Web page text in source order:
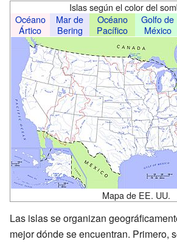
Islas según el color del
Océano
Ártico
Mar de
Bering
Océano
Pacífico
Golfo de
México
Mapa de EE. UU.
Las islas se organizan
mejor dónde se encuentran. Primero,